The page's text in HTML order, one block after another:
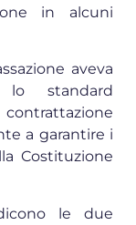
in alcuni
aveva
lo standard
a garantire i
Costituzione
le due